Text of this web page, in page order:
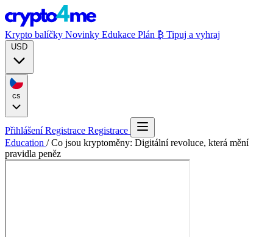
Krypto balíčky Novinky Edukace Plán ₿ Tipuj a vyhraj
PřihlášeníRegistrace Registrace
Education / Co jsou kryptoměny: Digitální revoluce, která mění
pravidla peněz